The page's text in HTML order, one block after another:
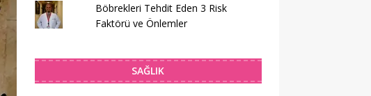
Böbrekleri Tehdit Eden 3 Risk
Faktörü ve Önlemler
SAĞLIK